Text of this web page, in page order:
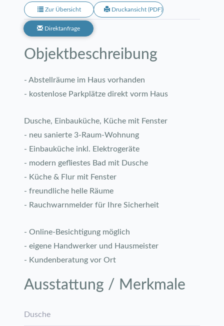
Zur Übersicht Druckansicht (PDF)
Direktanfrage
Objekt­beschreibung
- Abstellräume im Haus vorhanden
- kostenlose Parkplätze direkt vorm Haus
Dusche, Einbauküche, Küche mit Fenster
- neu sanierte 3-Raum-Wohnung
- Einbauküche inkl. Elektrogeräte
- modern gefliestes Bad mit Dusche
- Küche & Flur mit Fenster
- freundliche helle Räume
- Rauchwarnmelder für Ihre Sicherheit
- Online-Besichtigung möglich
- eigene Handwerker und Hausmeister
- Kundenberatung vor Ort
Ausstattung / Merkmale
Dusche